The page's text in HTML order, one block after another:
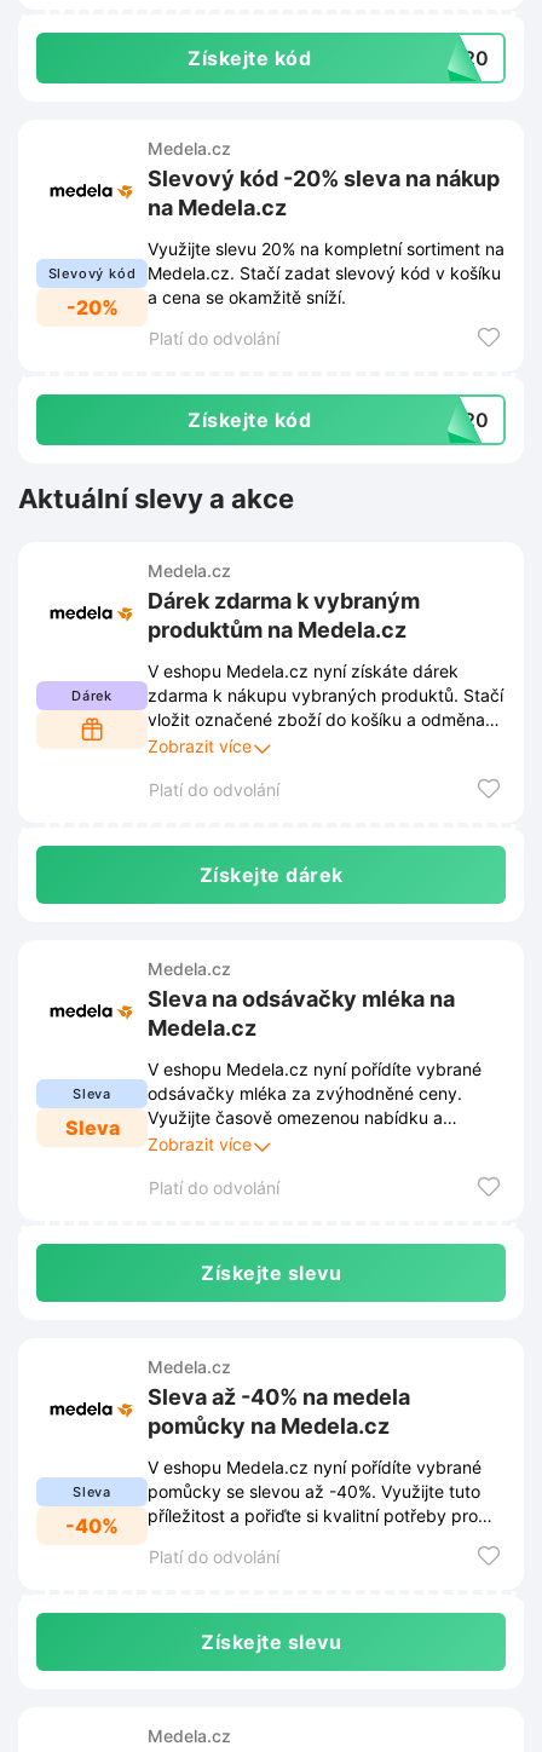
Získejte kód DY20
Slevový kód
-20%
Medela.cz
Slevový kód -20% sleva na nákup
na Medela.cz
Využijte slevu 20% na kompletní sortiment na
Medela.cz. Stačí zadat slevový kód v košíku
a cena se okamžitě sníží.
Platí do odvolání
Získejte kód VA20
Aktuální slevy a akce
Dárek
Medela.cz
Dárek zdarma k vybraným
produktům na Medela.cz
V eshopu Medela.cz nyní získáte dárek
zdarma k nákupu vybraných produktů. Stačí
vložit označené zboží do košíku a odměna
se automaticky přidá k objednávce. Akce
výběrem.
Zobrazit více
Platí do odvolání
Získejte dárek
Sleva
Sleva
Medela.cz
Sleva na odsávačky mléka na
Medela.cz
V eshopu Medela.cz nyní pořídíte vybrané
odsávačky mléka za zvýhodněné ceny.
Využijte časově omezenou nabídku a
vyberte si kvalitní pomocníky pro kojení s
Zobrazit více
Platí do odvolání
Získejte slevu
Sleva
-40%
Medela.cz
Sleva až -40% na medela
pomůcky na Medela.cz
V eshopu Medela.cz nyní pořídíte vybrané
pomůcky se slevou až -40%. Využijte tuto
příležitost a pořiďte si kvalitní potřeby pro
Platí do odvolání
Získejte slevu
Medela.cz